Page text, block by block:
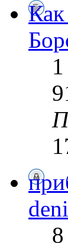
Как
1
8